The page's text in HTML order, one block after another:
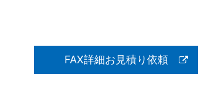
FAX詳細お見積り依頼